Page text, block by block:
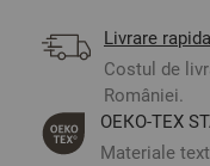
Livrare rapida
Costul de
României.
ОЕКО-ТЕX
Materiale